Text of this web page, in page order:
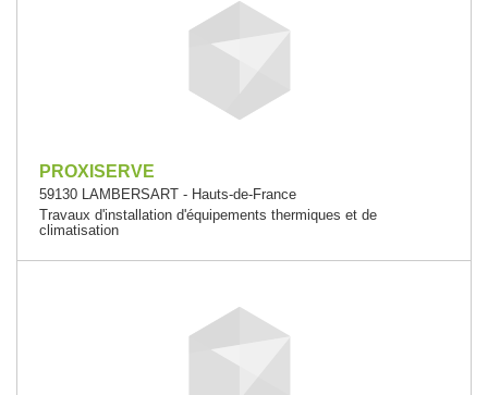
PROXISERVE
59130 LAMBERSART - Hauts-de-France
Travaux d'installation d'équipements thermiques et de
climatisation